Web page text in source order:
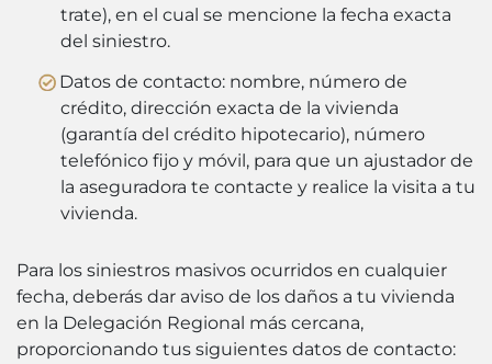
trate), en el cual se mencione la fecha exacta
del siniestro.
Datos de contacto: nombre, número de
crédito, dirección exacta de la vivienda
(garantía del crédito hipotecario), número
telefónico fijo y móvil, para que un ajustador de
la aseguradora te contacte y realice la visita a tu
vivienda.
Para los siniestros masivos ocurridos en cualquier
fecha, deberás dar aviso de los daños a tu vivienda
en la Delegación Regional más cercana,
proporcionando tus siguientes datos de contacto: